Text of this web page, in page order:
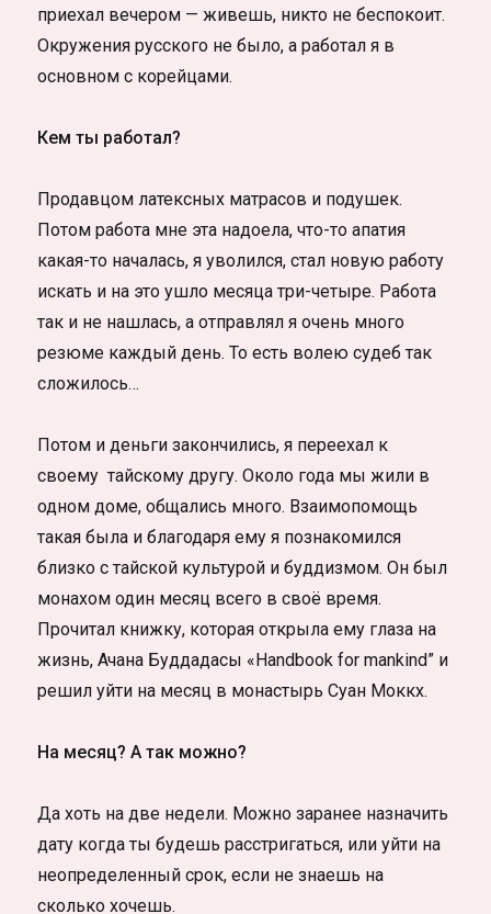
приехал вечером — живешь, никто не беспокоит.
Окружения русского не было, а работал я в
основном с корейцами.
Кем ты работал?
Продавцом латексных матрасов и подушек.
Потом работа мне эта надоела, что-то апатия
какая-то началась, я уволился, стал новую работу
искать и на это ушло месяца три-четыре. Работа
так и не нашлась, а отправлял я очень много
резюме каждый день. То есть волею судеб так
сложилось…
Потом и деньги закончились, я переехал к
своему тайскому другу. Около года мы жили в
одном доме, общались много. Взаимопомощь
такая была и благодаря ему я познакомился
близко с тайской культурой и буддизмом. Он был
монахом один месяц всего в своё время.
Прочитал книжку, которая открыла ему глаза на
жизнь, Ачана Буддадасы «Handbook for mankind” и
решил уйти на месяц в монастырь Суан Моккх.
На месяц? А так можно?
Да хоть на две недели. Можно заранее назначить
дату когда ты будешь расстригаться, или уйти на
неопределенный срок, если не знаешь на
сколько хочешь.